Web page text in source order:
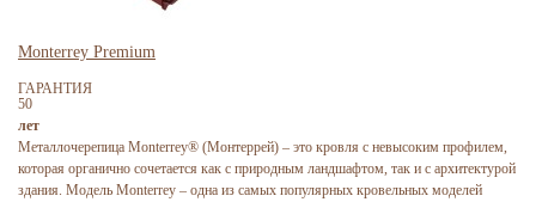
Monterrey Premium
ГАРАНТИЯ
50
лет
Металлочерепица Monterrey® (Монтеррей) – это кровля с невысоким профилем,
которая органично сочетается как с природным ландшафтом, так и с архитектурой
здания. Модель Monterrey – одна из самых популярных кровельных моделей